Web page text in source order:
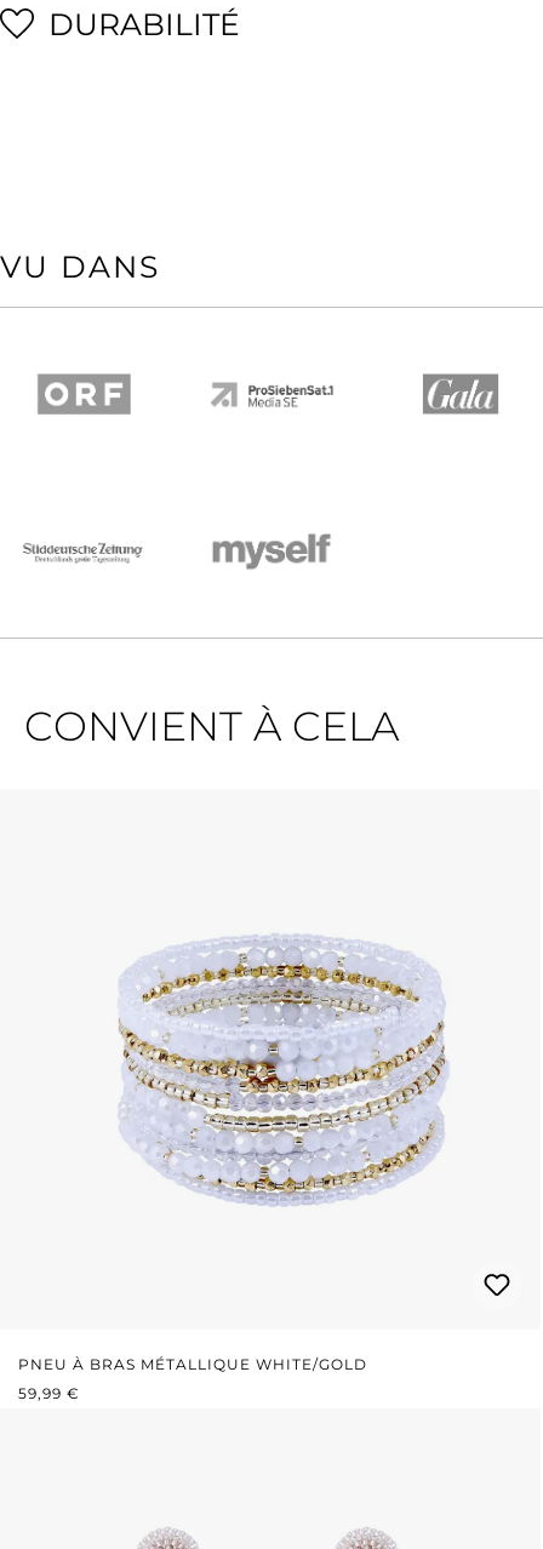
DURABILITÉ
VU DANS
CONVIENT À CELA
PNEU À BRAS MÉTALLIQUE WHITE/GOLD
PRIX RÉGULIER :
59,99 €